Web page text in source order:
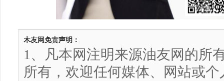
木友网免责声明：
1、凡本网注明来源油友网的所
所有，欢迎任何媒体、网站或